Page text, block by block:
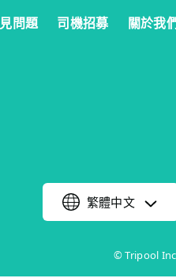
問題 司機招募 關於我
繁體中文
© Tripool